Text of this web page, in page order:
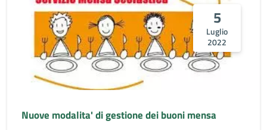
5
Luglio
2022
Nuove modalita' di gestione dei buoni mensa